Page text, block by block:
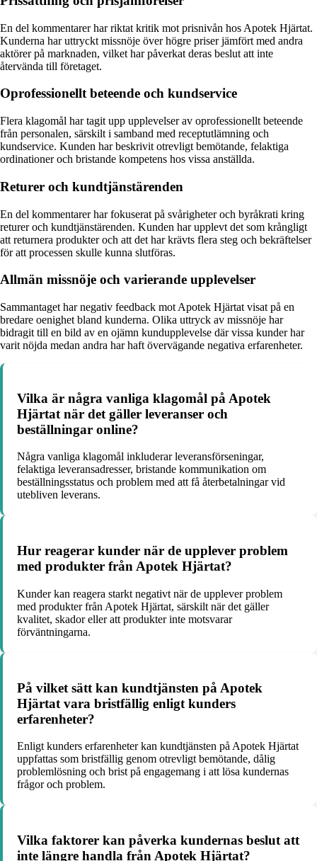
En del kommentarer har riktat kritik mot prisnivån hos Apotek Hjärtat.
Kunderna har uttryckt missnöje över högre priser jämfört med andra
aktörer på marknaden, vilket har påverkat deras beslut att inte
återvända till företaget.
Oprofessionellt beteende och kundservice
Flera klagomål har tagit upp upplevelser av oprofessionellt beteende
från personalen, särskilt i samband med receptutlämning och
kundservice. Kunden har beskrivit otrevligt bemötande, felaktiga
ordinationer och bristande kompetens hos vissa anställda.
Returer och kundtjänstärenden
En del kommentarer har fokuserat på svårigheter och byråkrati kring
returer och kundtjänstärenden. Kunden har upplevt det som krångligt
att returnera produkter och att det har krävts flera steg och bekräftelser
för att processen skulle kunna slutföras.
Allmän missnöje och varierande upplevelser
Sammantaget har negativ feedback mot Apotek Hjärtat visat på en
bredare oenighet bland kunderna. Olika uttryck av missnöje har
bidragit till en bild av en ojämn kundupplevelse där vissa kunder har
varit nöjda medan andra har haft övervägande negativa erfarenheter.
Vilka är några vanliga klagomål på Apotek
Hjärtat när det gäller leveranser och
beställningar online?
Några vanliga klagomål inkluderar leveransförseningar,
felaktiga leveransadresser, bristande kommunikation om
beställningsstatus och problem med att få återbetalningar vid
utebliven leverans.
Hur reagerar kunder när de upplever problem
med produkter från Apotek Hjärtat?
Kunder kan reagera starkt negativt när de upplever problem
med produkter från Apotek Hjärtat, särskilt när det gäller
kvalitet, skador eller att produkter inte motsvarar
förväntningarna.
På vilket sätt kan kundtjänsten på Apotek
Hjärtat vara bristfällig enligt kunders
erfarenheter?
Enligt kunders erfarenheter kan kundtjänsten på Apotek Hjärtat
uppfattas som bristfällig genom otrevligt bemötande, dålig
problemlösning och brist på engagemang i att lösa kundernas
frågor och problem.
Vilka faktorer kan påverka kundernas beslut att
inte längre handla från Apotek Hjärtat?